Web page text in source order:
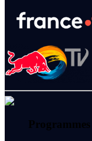
Programmes